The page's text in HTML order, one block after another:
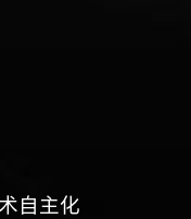
自主化